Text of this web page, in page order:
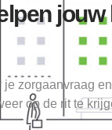
jouw
zorgaanvraag
op de rit te